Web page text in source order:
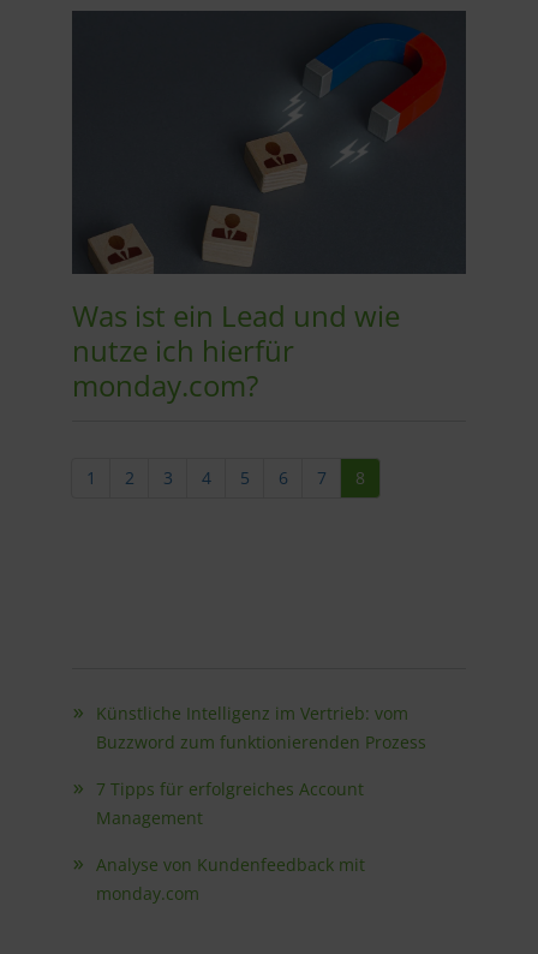
Was ist ein Lead und wie
nutze ich hierfür
monday.com?
1 2 3 4 5 6 7 8
Künstliche Intelligenz im Vertrieb: vom
Buzzword zum funktionierenden Prozess
7 Tipps für erfolgreiches Account
Management
Analyse von Kundenfeedback mit
monday.com